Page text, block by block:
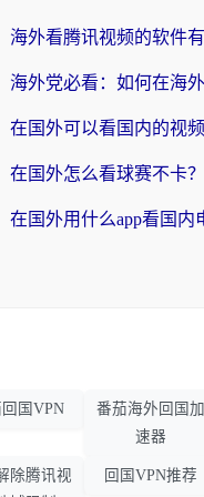
国VPN
番茄海外回国加
速器
除腾讯视
回国VPN推荐